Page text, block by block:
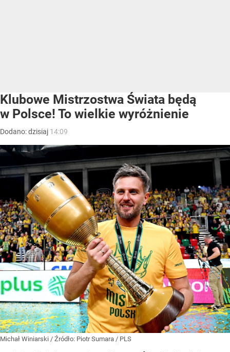
Klubowe Mistrzostwa Świata będą
w Polsce! To wielkie wyróżnienie
Dodano:dzisiaj 14:09
Michał Winiarski / Źródło: Piotr Sumara / PLS